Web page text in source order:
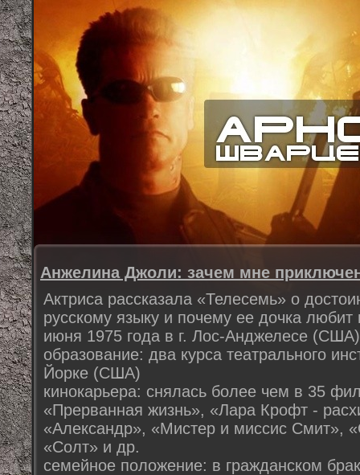
Анжелина Джоли: зачем мне
Актриса рассказала «Телесемь» о
русскому языку и почему ее дочка любит
июня 1975 года в г. Лос-Анджелесе (США)
образование: два курса театрального
Йорке (США)
кинокарьера: снялась более чем в 35
«Прерванная жизнь», «Лара Крофт -
«Александр», «Мистер и миссис Смит»,
«Солт» и др.
семейное положение: в гражданском